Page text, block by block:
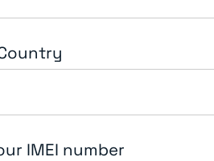
IMEI number